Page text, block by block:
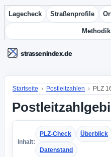
Lagecheck Straßenprofile
Startseite Postleitzahlen PLZ
Inhalt:
PLZ-Check Überblick
Datenstand